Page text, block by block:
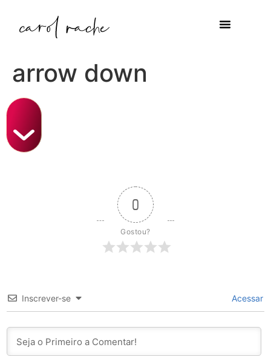
arrow down
0
Gostou?
Inscrever-se Acessar